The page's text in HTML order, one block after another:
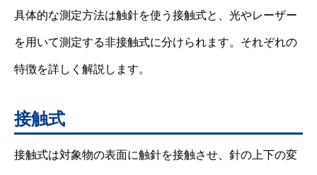
具体的な測定方法は触針を使う接触式と、光やレーザー
を用いて測定する非接触式に分けられます。それぞれの
特徴を詳しく解説します。
接触式
接触式は対象物の表面に触針を接触させ、針の上下の変